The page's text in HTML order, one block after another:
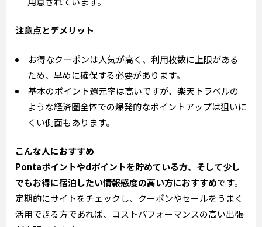
注意点とデメリット
お得なクーポンは人気が高く、利用枚数に上限がある
ため、早めに確保する必要があります。
基本のポイント還元率は高いですが、楽天トラベルの
ような経済圏全体での爆発的なポイントアップは狙いに
くい側面もあります。
こんな人におすすめ
Pontaポイントやdポイントを貯めている方、そして少し
でもお得に宿泊したい情報感度の高い方におすすめです。
定期的にサイトをチェックし、クーポンやセールをうまく
活用できる方であれば、コストパフォーマンスの高い出張